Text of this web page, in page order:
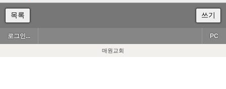
목록 쓰기
로그인... PC
매원교회